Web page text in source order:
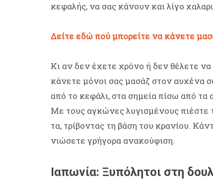
κεφαλής, να σας κάνουν και λίγο
Δείτε εδώ πού μπορείτε να κάνετε
Κι αν δεν έχετε χρόνο ή δεν θέλετε
κάνετε μόνοι σας μασάζ στον αυχένα
από το κεφάλι, στα σημεία πίσω από
Με τους αγκώνες λυγισμένους πιέστε
τα, τρίβοντας τη βάση του κρανίου.
νιώσετε γρήγορα ανακούφιση.
Ιαπωνία: Ξυπόλητοι στη